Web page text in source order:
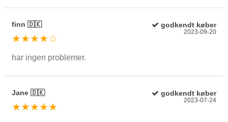
finn 🇩🇰 godkendt køber
★★★★☆
2023-09-20
har ingen problemer.
Jane 🇩🇰 godkendt køber
★★★★★
2023-07-24